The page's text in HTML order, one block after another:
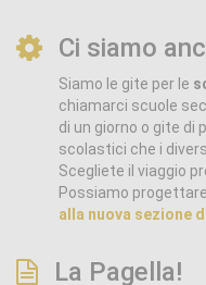
Ci siamo
Siamo le gite per le
chiamarci scuole
di un giorno o gite di
scolastici che i
Scegliete il viaggio
Possiamo
alla nuova sezione
La Pagella!